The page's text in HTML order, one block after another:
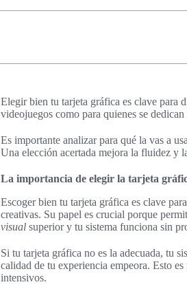
Elegir bien tu tarjeta gráfica es clave para
videojuegos como para quienes se
Es importante analizar para qué la vas a
Una elección acertada mejora la fluidez y
La importancia de elegir la tarjeta
Escoger bien tu tarjeta gráfica es clave
creativas. Su papel es crucial porque
visual superior y tu sistema funciona sin
Si tu tarjeta gráfica no es la adecuada, tu
calidad de tu experiencia empeora. Esto
intensivos.